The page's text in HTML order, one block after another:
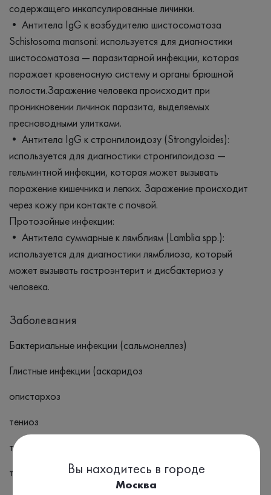
содержащего инкапсулированные личинки.
• Антитела IgG к возбудителю шистосоматоза
Schistosoma mansoni: используется для диагностики
шистосоматоза — паразитарной инфекции, которая
поражает кровеносную систему и органы брюшной
полости.Заражение человека происходит при
проникновении личинок паразита, выделяемых
пресноводными улитками.
• Антитела IgG к стронгилоидозу (Strongyloides):
используется для диагностики стронгилоидоза —
гельминтной инфекции, которая может вызывать
поражение кишечника и легких. Заражение происходит
через кожу при контакте с почвой.
Протозойные инфекции:
• Антитела суммарные к лямблиям (Lamblia spp.):
используется для диагностики лямблиоза, который
может вызывать гастроэнтерит и дисбактериоз у
человека.
Заболевания
Бактериальные инфекции (сальмонеллез)
Глистные инфекции (аскаридоз
опистархоз
тениоз
токсокароз
трихинеллез
Вы находитесь в городе
Москва